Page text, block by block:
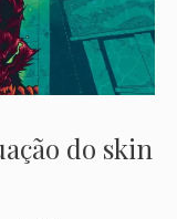
do skin